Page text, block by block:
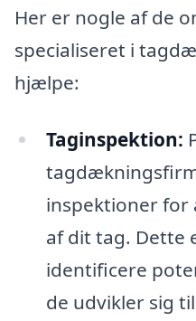
Her er nogle af de
specialiseret i
hjælpe:
Taginspektion:
inspektioner for
af dit tag. Dette
identificere
de udvikler sig